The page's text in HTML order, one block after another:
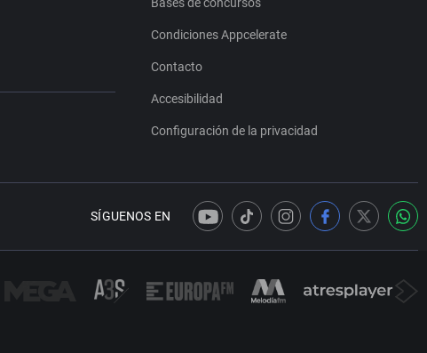
Condiciones Appcelerate
Contacto
Accesibilidad
Configuración de la privacidad
SÍGUENOS EN